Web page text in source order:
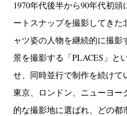
1970年代後半から90年代初
ートスナップを撮影してきた
ャツ姿の人物を継続的に撮影
景を撮影する「PLACES」と
せ、同時並行で制作を続けて
東京、ロンドン、ニューヨ
的な撮影地に選ばれ、どの